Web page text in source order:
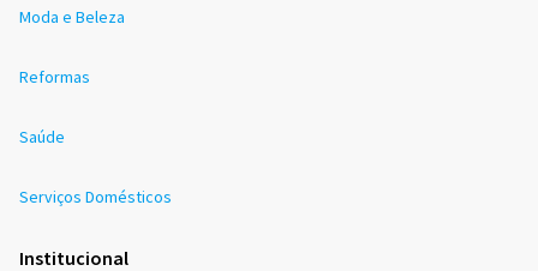
Moda e Beleza
Reformas
Saúde
Serviços Domésticos
Institucional